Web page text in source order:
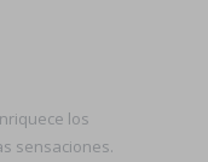
los
sensaciones.